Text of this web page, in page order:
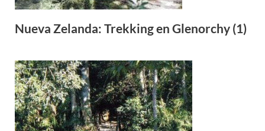
Nueva Zelanda: Trekking en Glenorchy (1)